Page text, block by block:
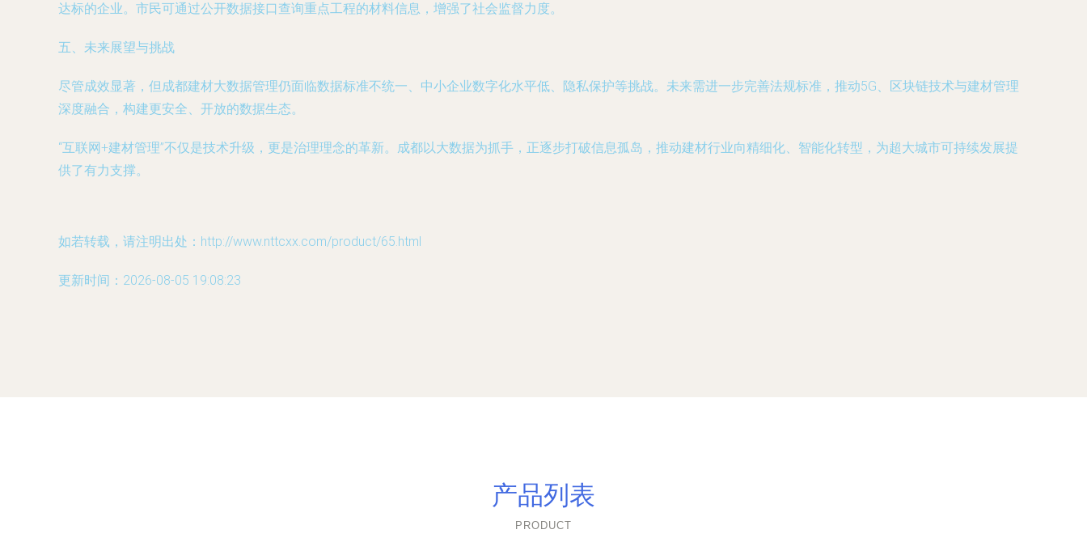
达标的企业。市民可通过公开数据接口查询重点工程的材料信息，增强了社会监督力度。
五、未来展望与挑战
尽管成效显著，但成都建材大数据管理仍面临数据标准不统一、中小企业数字化水平低、隐私保护等挑战。未来需进一步完善法规标准，推动5G、区块链技术与建材管理
深度融合，构建更安全、开放的数据生态。
“互联网+建材管理”不仅是技术升级，更是治理理念的革新。成都以大数据为抓手，正逐步打破信息孤岛，推动建材行业向精细化、智能化转型，为超大城市可持续发展提
供了有力支撑。
如若转载，请注明出处：http://www.nttcxx.com/product/65.html
更新时间：2026-08-05 19:08:23
产品列表
PRODUCT